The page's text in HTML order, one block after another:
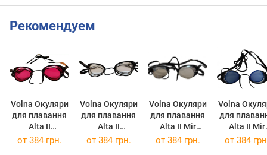
Рекомендуем
Volna Окуляри
для плавання
Alta II
Black/Violet
Volna Окуляри
для плавання
Alta II
Black/Gray
Volna Окуляри
для плавання
Alta II Mir
Black/Gray
Volna
для
Alta II Mir
Black/Blue
от 384 грн. от 384 грн. от 384 грн. от 384